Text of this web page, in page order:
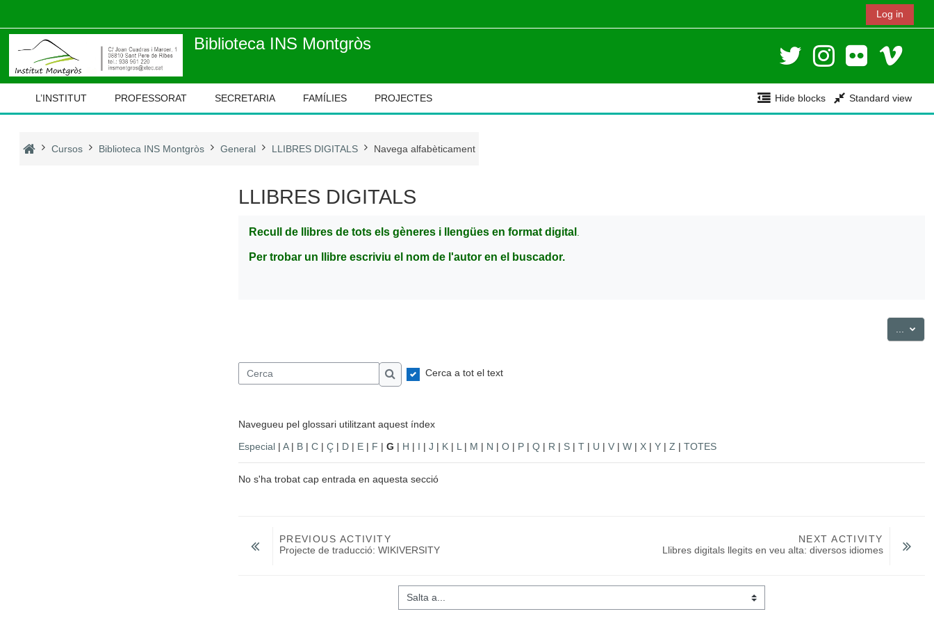
Log in
Biblioteca INS Montgròs
L’INSTITUT PROFESSORAT SECRETARIA FAMÍLIES PROJECTES Hide blocks Standard view
Cursos Biblioteca INS Montgròs General LLIBRES DIGITALS Navega alfabèticament
LLIBRES DIGITALS
Recull de llibres de tots els gèneres i llengües en format digital .
Per trobar un llibre escriviu el nom de l'autor en el buscador.
Cerca
Cerca
Cerca a tot el text
Navegueu pel glossari utilitzant aquest índex
Especial| A| B| C| Ç| D| E| F | G | H | I | J | K| L | M | N | O| P| Q| R | S| T| U | V| W| X| Y| Z | TOTES
No s'ha trobat cap entrada en aquesta secció
PREVIOUS ACTIVITY
Projecte de traducció: WIKIVERSITY
NEXT ACTIVITY
Llibres digitals llegits en veu alta: diversos idiomes